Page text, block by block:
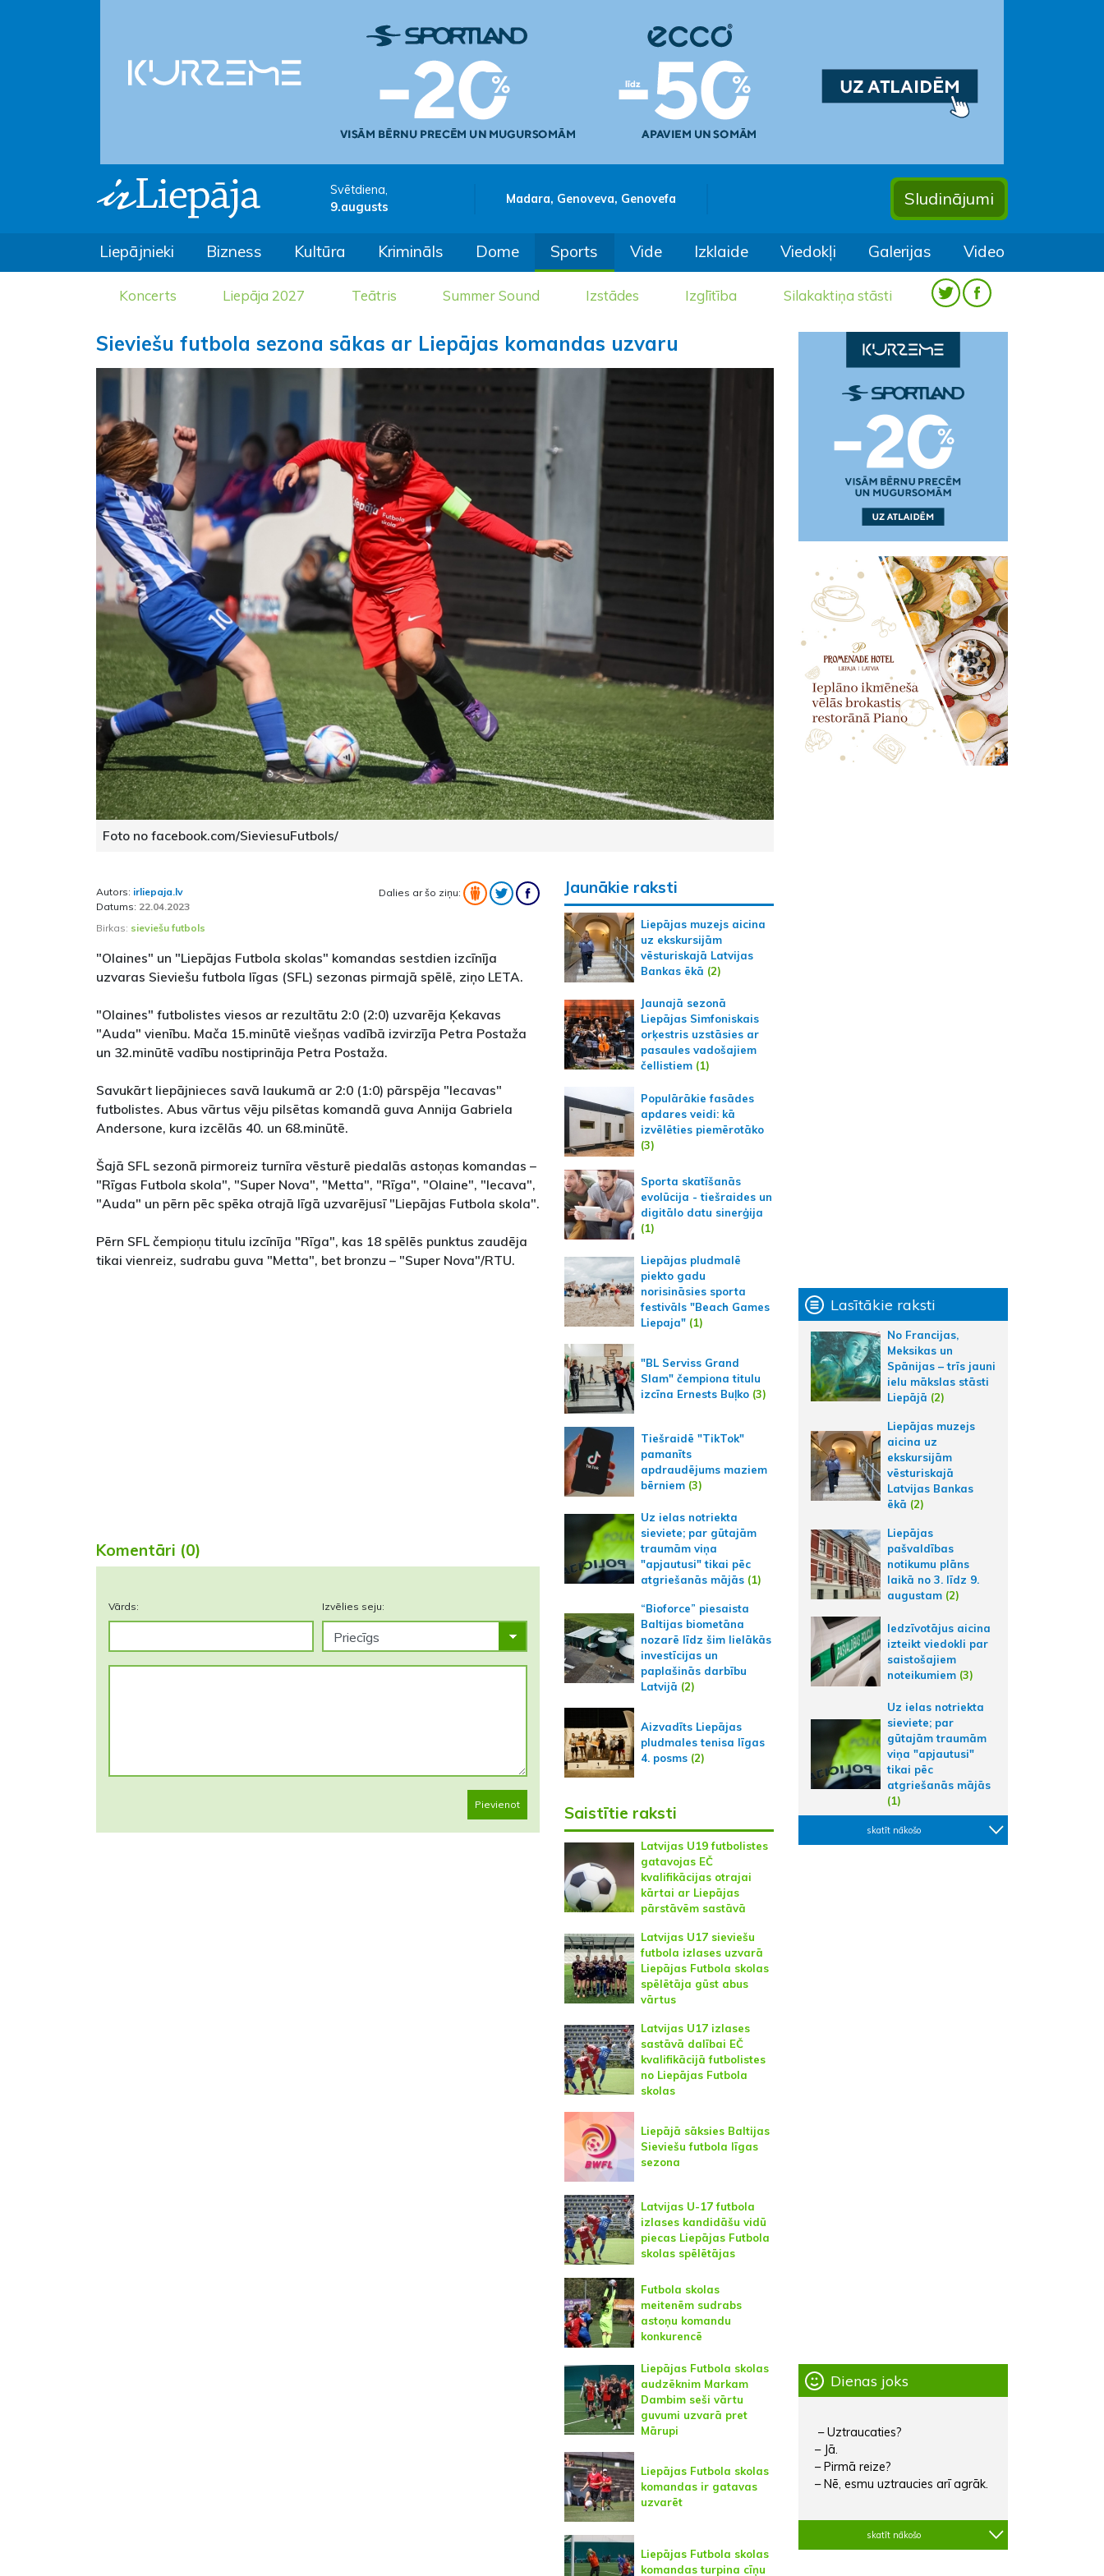
Svētdiena,
9.augusts
Madara, Genoveva, Genovefa Sludinājumi
Liepājnieki Bizness Kultūra Krimināls Dome Sports Vide Izklaide Viedokļi Galerijas Video
Koncerts Liepāja 2027 Teātris Summer Sound Izstādes Izglītība Silakaktiņa stāsti
Sieviešu futbola sezona sākas ar Liepājas komandas uzvaru
Foto no facebook.com/SieviesuFutbols/
Autors: irliepaja.lv
Datums: 22.04.2023
Dalies ar šo ziņu:
Birkas: sieviešu futbols
"Olaines" un "Liepājas Futbola skolas" komandas sestdien izcīnīja
uzvaras Sieviešu futbola līgas (SFL) sezonas pirmajā spēlē, ziņo LETA.
"Olaines" futbolistes viesos ar rezultātu 2:0 (2:0) uzvarēja Ķekavas
"Auda" vienību. Mača 15.minūtē viešņas vadībā izvirzīja Petra Postaža
un 32.minūtē vadību nostiprināja Petra Postaža.
Savukārt liepājnieces savā laukumā ar 2:0 (1:0) pārspēja "Iecavas"
futbolistes. Abus vārtus vēju pilsētas komandā guva Annija Gabriela
Andersone, kura izcēlās 40. un 68.minūtē.
Šajā SFL sezonā pirmoreiz turnīra vēsturē piedalās astoņas komandas –
"Rīgas Futbola skola", "Super Nova", "Metta", "Rīga", "Olaine", "Iecava",
"Auda" un pērn pēc spēka otrajā līgā uzvarējusī "Liepājas Futbola skola".
Pērn SFL čempioņu titulu izcīnīja "Rīga", kas 18 spēlēs punktus zaudēja
tikai vienreiz, sudrabu guva "Metta", bet bronzu – "Super Nova"/RTU.
Komentāri (0)
Vārds: Izvēlies seju:
Pievienot
Jaunākie raksti
Liepājas muzejs aicina
uz ekskursijām
vēsturiskajā Latvijas
Bankas ēkā (2)
Jaunajā sezonā
Liepājas Simfoniskais
orķestris uzstāsies ar
pasaules vadošajiem
čellistiem(1)
Populārākie fasādes
apdares veidi: kā
izvēlēties piemērotāko
(3)
Sporta skatīšanās
evolūcija - tiešraides un
digitālo datu sinerģija
(1)
Liepājas pludmalē
piekto gadu
norisināsies sporta
festivāls "Beach Games
Liepaja"(1)
"BL Serviss Grand
Slam" čempiona titulu
izcīna Ernests Buļko(3)
Tiešraidē "TikTok"
pamanīts
apdraudējums maziem
bērniem(3)
Uz ielas notriekta
sieviete; par gūtajām
traumām viņa
"apjautusi" tikai pēc
atgriešanās mājās(1)
“Bioforce” piesaista
Baltijas biometāna
nozarē līdz šim lielākās
investīcijas un
paplašinās darbību
Latvijā (2)
Aizvadīts Liepājas
pludmales tenisa līgas
4. posms(2)
Saistītie raksti
Latvijas U19 futbolistes
gatavojas EČ
kvalifikācijas otrajai
kārtai ar Liepājas
pārstāvēm sastāvā
Latvijas U17 sieviešu
futbola izlases uzvarā
Liepājas Futbola skolas
spēlētāja gūst abus
vārtus
Latvijas U17 izlases
sastāvā dalībai EČ
kvalifikācijā futbolistes
no Liepājas Futbola
skolas
Liepājā sāksies Baltijas
Sieviešu futbola līgas
sezona
Latvijas U-17 futbola
izlases kandidāšu vidū
piecas Liepājas Futbola
skolas spēlētājas
Futbola skolas
meitenēm sudrabs
astoņu komandu
konkurencē
Liepājas Futbola skolas
audzēknim Markam
Dambim seši vārtu
guvumi uzvarā pret
Mārupi
Liepājas Futbola skolas
komandas ir gatavas
uzvarēt
Liepājas Futbola skolas
komandas turpina cīņu
Lasītākie raksti
No Francijas,
Meksikas un
Spānijas – trīs jauni
ielu mākslas stāsti
Liepājā (2)
Liepājas muzejs
aicina uz
ekskursijām
vēsturiskajā
Latvijas Bankas
ēkā (2)
Liepājas
pašvaldības
notikumu plāns
laikā no 3. līdz 9.
augustam (2)
Iedzīvotājus aicina
izteikt viedokli par
saistošajiem
noteikumiem (3)
Uz ielas notriekta
sieviete; par
gūtajām traumām
viņa "apjautusi"
tikai pēc
atgriešanās mājās
(1)
skatīt nākošo
Dienas joks
– Uztraucaties?
– Jā.
– Pirmā reize?
– Nē, esmu uztraucies arī agrāk.
skatīt nākošo